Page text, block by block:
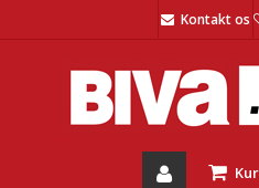
Kontakt os